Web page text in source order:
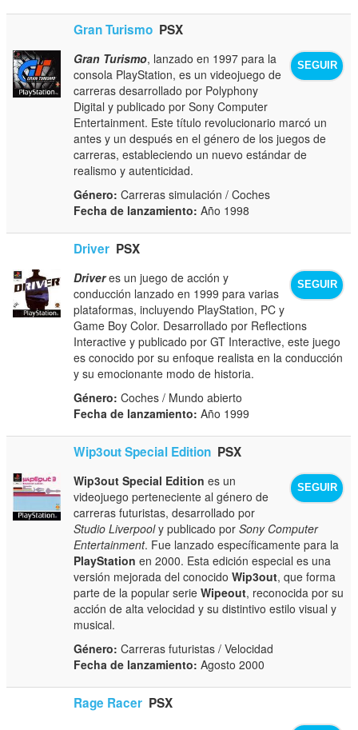
Gran Turismo PSX
SEGUIR
Gran Turismo, lanzado en 1997 para la
consola PlayStation, es un videojuego de
carreras desarrollado por Polyphony
Digital y publicado por Sony Computer
Entertainment. Este título revolucionario marcó un
antes y un después en el género de los juegos de
carreras, estableciendo un nuevo estándar de
realismo y autenticidad.
Género: Carreras simulación / Coches
Fecha de lanzamiento: Año 1998
Driver PSX
SEGUIR
Driveres un juego de acción y
conducción lanzado en 1999 para varias
plataformas, incluyendo PlayStation, PC y
Game Boy Color. Desarrollado por Reflections
Interactive y publicado por GT Interactive, este juego
es conocido por su enfoque realista en la conducción
y su emocionante modo de historia.
Género: Coches / Mundo abierto
Fecha de lanzamiento: Año 1999
Wip3out Special Edition PSX
SEGUIR
Wip3out Special Edition es un
videojuego perteneciente al género de
carreras futuristas, desarrollado por
Studio Liverpooly publicado porSony Computer
Entertainment. Fue lanzado específicamente para la
PlayStation en 2000. Esta edición especial es una
versión mejorada del conocidoWip3out, que forma
parte de la popular serieWipeout, reconocida por su
acción de alta velocidad y su distintivo estilo visual y
musical.
Género: Carreras futuristas / Velocidad
Fecha de lanzamiento: Agosto 2000
Rage Racer PSX